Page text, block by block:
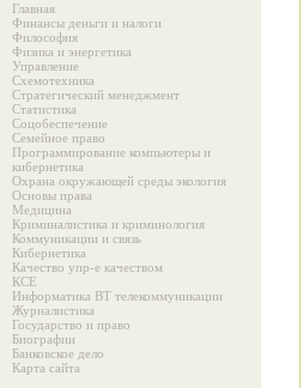
Главная
Финансы деньги и налоги
Философия
Физика и энергетика
Управление
Схемотехника
Стратегический менеджмент
Статистика
Соцобеспечение
Семейное право
Программирование компьютеры и
кибернетика
Охрана окружающей среды экология
Основы права
Медицина
Криминалистика и криминология
Коммуникации и связь
Кибернетика
Качество упр-е качеством
КСЕ
Информатика ВТ телекоммуникации
Журналистика
Государство и право
Биографии
Банковское дело
Карта сайта